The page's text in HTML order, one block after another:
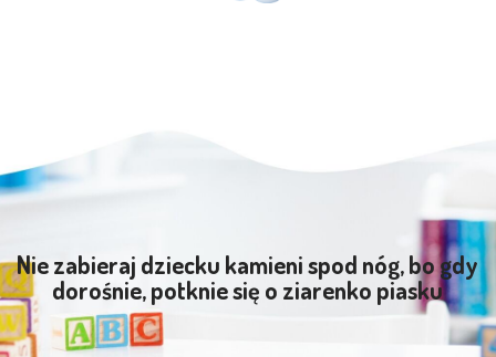
Nie zabieraj dziecku kamieni spod nóg, bo gdy
dorośnie, potknie się o ziarenko piasku